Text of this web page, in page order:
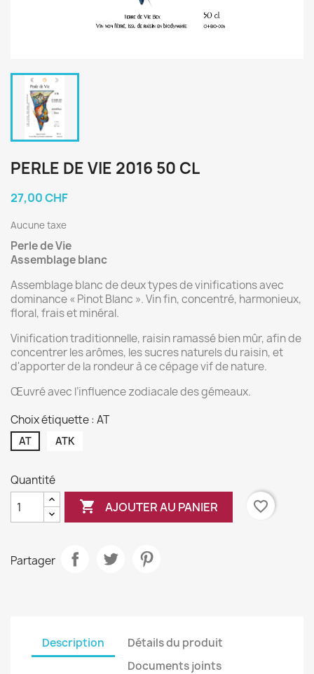
PERLE DE VIE 2016 50 CL
27,00 CHF
Aucune taxe
Perle de Vie
Assemblage blanc
Assemblage blanc de deux types de vinifications avec
dominance « Pinot Blanc ». Vin fin, concentré, harmonieux,
floral, frais et minéral.
Vinification traditionnelle, raisin ramassé bien mûr, afin de
concentrer les arômes, les sucres naturels du raisin, et
d'apporter de la rondeur à ce cépage vif de nature.
Œuvré avec l’influence zodiacale des gémeaux.
Choix étiquette : AT
AT ATK
Quantité
 AJOUTER AU PANIER favorite_border
Partager
Description
Détails du produit
Documents joints